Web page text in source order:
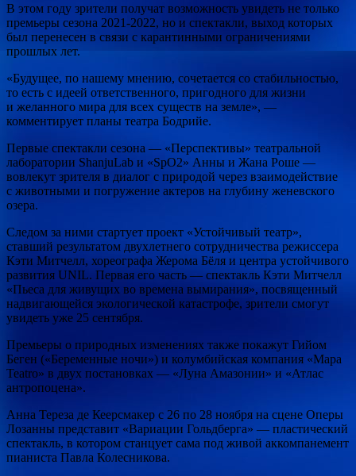
В этом году зрители получат возможность увидеть не только
премьеры сезона 2021-2022, но и спектакли, выход которых
был перенесен в связи с карантинными ограничениями
прошлых лет.
«Будущее, по нашему мнению, сочетается со стабильностью,
то есть с идеей ответственного, пригодного для жизни
и желанного мира для всех существ на земле», —
комментирует планы театра Бодрийе.
Первые спектакли сезона — «Перспективы» театральной
лаборатории ShanjuLab и «SpO2» Анны и Жана Роше —
вовлекут зрителя в диалог с природой через взаимодействие
с животными и погружение актеров на глубину женевского
озера.
Следом за ними стартует проект «Устойчивый театр»,
ставший результатом двухлетнего сотрудничества режиссера
Кэти Митчелл, хореографа Жерома Бёля и центра устойчивого
развития UNIL. Первая его часть — спектакль Кэти Митчелл
«Пьеса для живущих во времена вымирания», посвященный
надвигающейся экологической катастрофе, зрители смогут
увидеть уже 25 сентября.
Премьеры о природных изменениях также покажут Гийом
Беген («Беременные ночи») и колумбийская компания «Mapa
Teatro» в двух постановках — «Луна Амазонии» и «Атлас
антропоцена».
Анна Тереза де Кеерсмакер с 26 по 28 ноября на сцене Оперы
Лозанны представит «Вариации Гольдберга» — пластический
спектакль, в котором станцует сама под живой аккомпанемент
пианиста Павла Колесникова.